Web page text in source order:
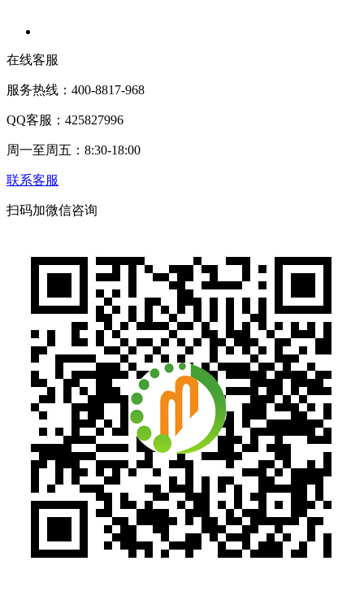
在线客服
服务热线：400-8817-968
QQ客服：425827996
周一至周五：8:30-18:00
联系客服
扫码加微信咨询